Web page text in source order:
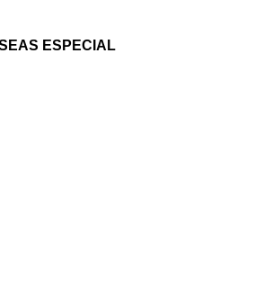
ESPECIAL